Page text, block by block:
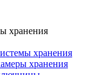
хранения
хранения
хранения